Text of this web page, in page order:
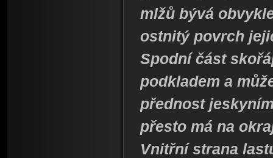
mlžů bývá
ostnitý povrch
Spodní část
podkladem a
přednost
přesto má na
Vnitřní strana